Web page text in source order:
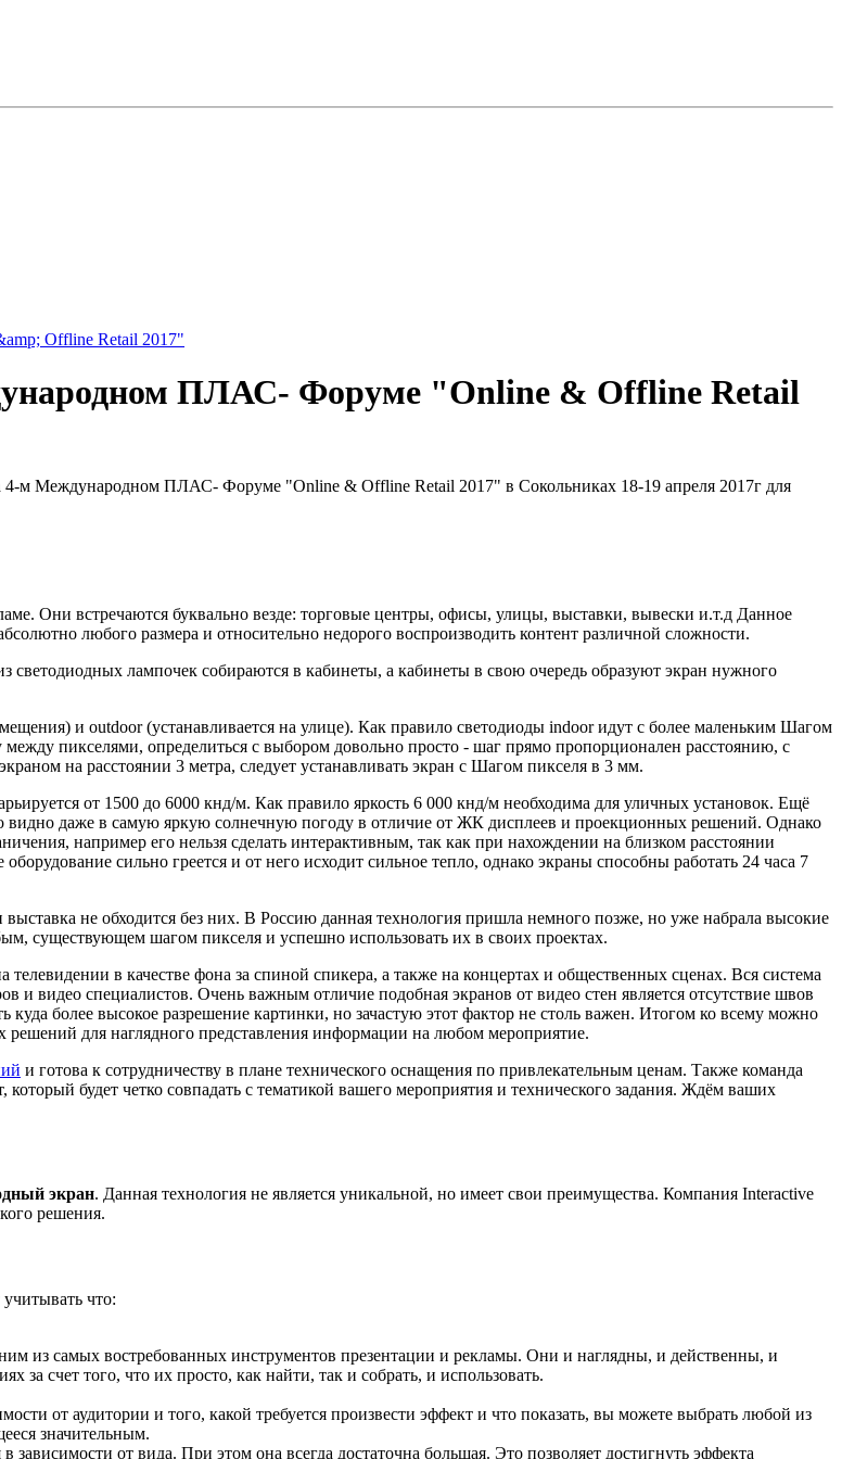
Offline Retail 2017"
ПЛАС- Форуме "Online & Offline Retail
4-м Международном ПЛАС- Форуме "Online & Offline Retail 2017" в Сокольниках 18-19 апреля 2017г для
Они встречаются буквально везде: торговые центры, офисы, улицы, выставки, вывески и.т.д Данное
любого размера и относительно недорого воспроизводить контент различной сложности.
светодиодных лампочек собираются в кабинеты, а кабинеты в свою очередь образуют экран нужного
и outdoor (устанавливается на улице). Как правило светодиоды indoor идут с более маленьким Шагом
пикселями, определиться с выбором довольно просто - шаг прямо пропорционален расстоянию, с
на расстоянии 3 метра, следует устанавливать экран с Шагом пикселя в 3 мм.
от 1500 до 6000 кнд/м. Как правило яркость 6 000 кнд/м необходима для уличных установок. Ещё
видно даже в самую яркую солнечную погоду в отличие от ЖК дисплеев и проекционных решений. Однако
например его нельзя сделать интерактивным, так как при нахождении на близком расстоянии
сильно греется и от него исходит сильное тепло, однако экраны способны работать 24 часа 7
не обходится без них. В Россию данная технология пришла немного позже, но уже набрала высокие
существующем шагом пикселя и успешно использовать их в своих проектах.
в качестве фона за спиной спикера, а также на концертах и общественных сценах. Вся система
и видео специалистов. Очень важным отличие подобная экранов от видео стен является отсутствие швов
более высокое разрешение картинки, но зачастую этот фактор не столь важен. Итогом ко всему можно
для наглядного представления информации на любом мероприятие.
и готова к сотрудничеству в плане технического оснащения по привлекательным ценам. Также команда
будет четко совпадать с тематикой вашего мероприятия и технического задания. Ждём ваших
экран. Данная технология не является уникальной, но имеет свои преимущества. Компания Interactive
решения.
что:
из самых востребованных инструментов презентации и рекламы. Они и наглядны, и действенны, и
счет того, что их просто, как найти, так и собрать, и использовать.
от аудитории и того, какой требуется произвести эффект и что показать, вы можете выбрать любой из
значительным.
от вида. При этом она всегда достаточна большая. Это позволяет достигнуть эффекта